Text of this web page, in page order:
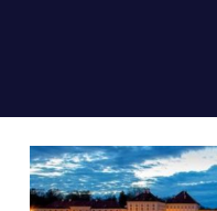
Inhalt
springen